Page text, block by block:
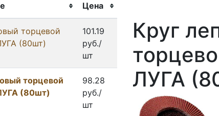
Цена
торцевой
(80шт)
101.19
руб./
шт
торцевой
(80шт)
98.28
руб./
шт
Круг
ЛУГА